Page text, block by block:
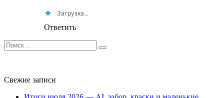
Загрузка...
Ответить
Search
for:
Свежие записи